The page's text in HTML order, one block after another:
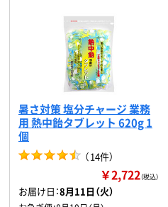
暑さ対策 塩分チャージ 業務
用 熱中飴タブレット 620g 1
個
（14件）
￥2,722（税込）
お届け日：8月11日（火）